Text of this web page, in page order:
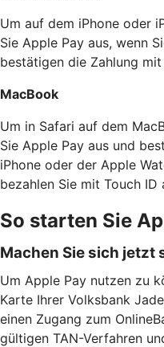
Um auf dem iPhone oder
Sie Apple Pay aus, wenn
bestätigen die Zahlung
MacBook
Um in Safari auf dem
Sie Apple Pay aus und
iPhone oder der Apple
bezahlen Sie mit Touch ID
So starten Sie
Machen Sie sich jetzt
Um Apple Pay nutzen zu
Karte Ihrer Volksbank
einen Zugang zum
gültigen TAN-Verfahren